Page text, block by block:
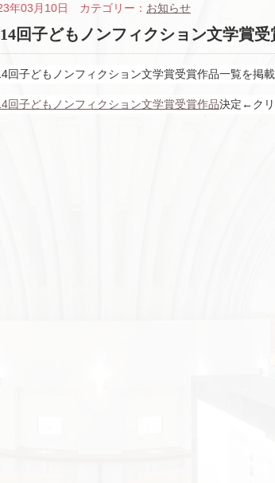
年03月10日 カテゴリー： お知らせ
回子どもノンフィクション文学賞
回子どもノンフィクション文学賞受賞作品一覧を掲載
回子どもノンフィクション文学賞受賞作品決定←クリ